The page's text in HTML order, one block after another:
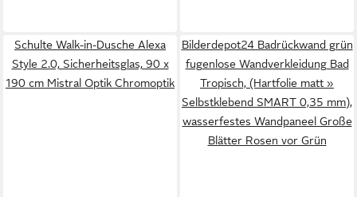
Schulte Walk-in-Dusche Alexa
Style 2.0, Sicherheitsglas, 90 x
190 cm Mistral Optik Chromoptik
Bilderdepot24 Badrückwand grün
fugenlose Wandverkleidung Bad
Tropisch, (Hartfolie matt »
Selbstklebend SMART 0,35 mm),
wasserfestes Wandpaneel Große
Blätter Rosen vor Grün